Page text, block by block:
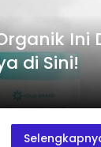
Ini
di Sini!